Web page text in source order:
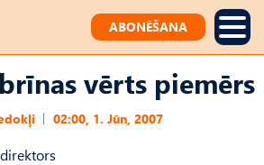
ABONĒŠANA
vērts piemērs
02:00, 1. Jūn, 2007